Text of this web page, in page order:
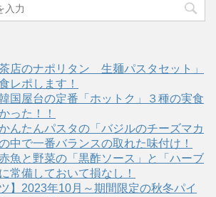
店のナポリタン 生麺パスタセット」
レポします！
国屋台の定番「ホットク」３種の実食
った！！
んたんパスタの「バジルのチーズマカ
中で一番バランスの取れた味付け！
魚と野菜の「黒酢ソース」と「ハーブ
常備しておいて損なし！
】2023年10月～期間限定の秋冬パイ